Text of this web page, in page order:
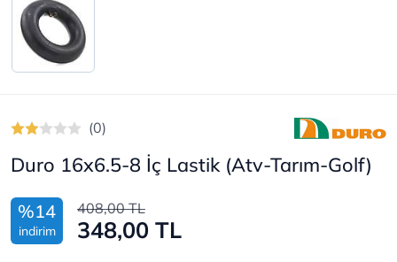
(0)
Duro 16x6.5-8 İç Lastik (Atv-Tarım-Golf)
%14
indirim
408,00 TL
348,00 TL